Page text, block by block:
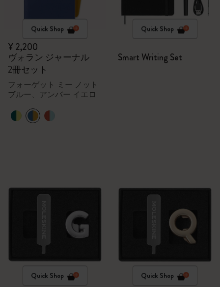
Quick Shop
¥ 2,200
ヴォラン ジャーナル
2冊セット
フォーゲット ミー ノット
ブルー、アンバー イエロ
Quick Shop
Smart Writing Set
Quick Shop Quick Shop